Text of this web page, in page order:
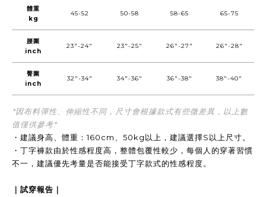
體重
kg
45-52 50-58 58-65 65-75
腰圍
inch
23"-24" 23"-25" 26"-27" 26"-28"
臀圍
inch
32"-34" 34"-36" 36"-38" 38"-40"
*因布料彈性、伸縮性不同，尺寸會根據款式有些微差異，以上數
值僅供參考*
・建議身高、體重：160cm、50kg以上，建議選擇S以上尺寸。
・丁字褲款由於性感程度高，整體包覆性較少，每個人的穿著習慣
不一，建議優先考量是否能接受丁字款式的性感程度。
｜試穿報告｜